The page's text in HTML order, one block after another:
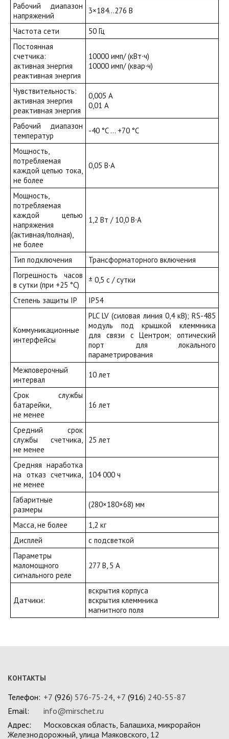
Рабочий диапазон
напряжений
3×184…276 В
Частота сети
50 Гц
Постоянная
счетчика:
активная энергия
реактивная энергия
10000 имп/ (кВт∙ч)
10000 имп/ (квар∙ч)
Чувствительность:
активная энергия
реактивная энергия
0,005 А
0,01 А
Рабочий диапазон
температур
-40 °C … +70 °C
Мощность,
потребляемая
каждой цепью тока,
не более
0,05 В∙А
Мощность,
потребляемая
каждой цепью
напряжения
(активная/полная),
не более
1,2 Вт / 10,0 В∙А
Тип подключения
Трансформаторного включения
Погрешность часов
в сутки (при +25 °C)
± 0,5 с / сутки
Степень защиты IP IP54
Коммуникационные
интерфейсы
PLC LV (силовая линия 0,4 кВ); RS-485
модуль под крышкой клеммника
для связи с Центром; оптический
порт для локального
параметрирования
Межповерочный
интервал
10 лет
Срок службы
батарейки,
не менее
16 лет
Средний срок
службы счетчика,
не менее
25 лет
Средняя наработка
на отказ счетчика,
не менее
104 000 ч
Габаритные
размеры
(280×180×68) мм
Масса, не более
1,2 кг
Дисплей
с подсветкой
Параметры
маломощного
сигнального реле
277 В, 5 А
Датчики:
вскрытия корпуса
вскрытия клеммника
магнитного поля
КОНТАКТЫ
Телефон: +7 (926) 576-75-24 +7 (916) 240-55-87
Email:
info@mirschet.ru
Адрес:
Московская область, Балашиха, микрорайон
Железнодорожный, улица Маяковского, 12